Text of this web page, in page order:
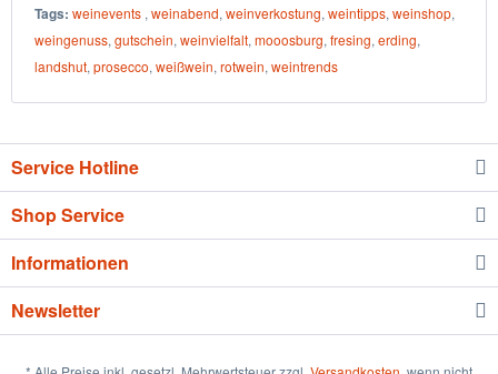
Tags: weinevents , weinabend, weinverkostung, weintipps, weinshop,
weingenuss, gutschein, weinvielfalt, mooosburg, fresing, erding,
landshut, prosecco, weißwein, rotwein, weintrends
Service Hotline
Shop Service
Informationen
Newsletter